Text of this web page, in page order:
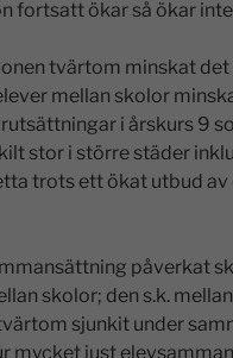
fortsatt ökar så ökar
tvärtom minskat
mellan skolor
i årskurs 9
stor i större städer
trots ett ökat utbud av
påverkat
skolor; den s.k.
sjunkit under
mycket just